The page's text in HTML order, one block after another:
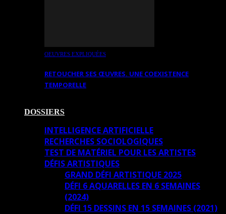
OEUVRES EXPLIQUÉES
RETOUCHER SES ŒUVRES. UNE COEXISTENCE
TEMPORELLE
DOSSIERS
INTELLIGENCE ARTIFICIELLE
RECHERCHES SOCIOLOGIQUES
TEST DE MATÉRIEL POUR LES ARTISTES
DÉFIS ARTISTIQUES
GRAND DÉFI ARTISTIQUE 2025
DÉFI 6 AQUARELLES EN 6 SEMAINES
(2024)
DÉFI 15 DESSINS EN 15 SEMAINES (2021)